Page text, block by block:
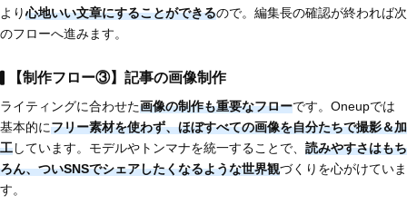
より心地いい文章にすることができるので。編集長の確認が終われば次
のフローへ進みます。
【制作フロー③】記事の画像制作
ライティングに合わせた画像の制作も重要なフローです。Oneupでは
基本的にフリー素材を使わず、ほぼすべての画像を自分たちで撮影＆加
工しています。モデルやトンマナを統一することで、 読みやすさはもち
ろん、ついSNSでシェアしたくなるような世界観づくりを心がけていま
す。